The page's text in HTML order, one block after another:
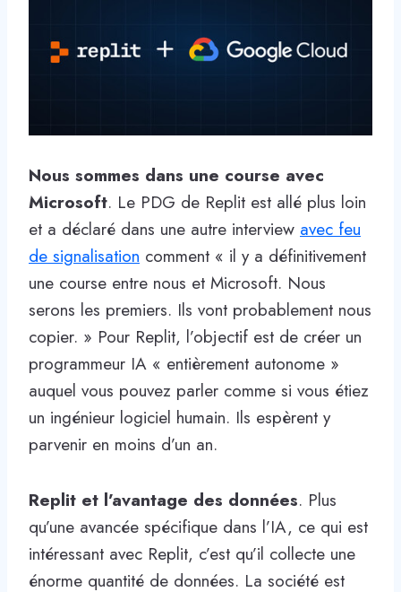
Nous sommes dans une course avec
Microsoft. Le PDG de Replit est allé plus loin
et a déclaré dans une autre interview avec feu
de signalisation comment « il y a définitivement
une course entre nous et Microsoft. Nous
serons les premiers. Ils vont probablement nous
copier. » Pour Replit, l’objectif est de créer un
programmeur IA « entièrement autonome »
auquel vous pouvez parler comme si vous étiez
un ingénieur logiciel humain. Ils espèrent y
parvenir en moins d’un an.
Replit et l’avantage des données. Plus
qu’une avancée spécifique dans l’IA, ce qui est
intéressant avec Replit, c’est qu’il collecte une
énorme quantité de données. La société est